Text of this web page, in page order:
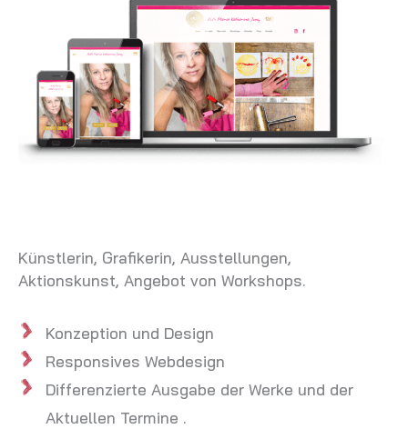
Künstlerin, Grafikerin, Ausstellungen,
Aktionskunst, Angebot von Workshops.
Konzeption und Design
Responsives Webdesign
Differenzierte Ausgabe der Werke und der
Aktuellen Termine .